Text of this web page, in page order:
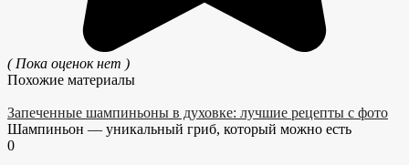
( Пока оценок нет )
Похожие материалы
Запеченные шампиньоны в духовке: лучшие рецепты с фото
Шампиньон — уникальный гриб, который можно есть
0